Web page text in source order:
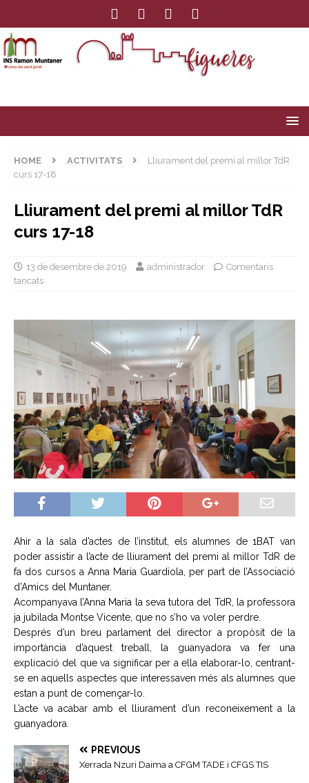
HOME ACTIVITATS
Lliurament del premi al millor TdR
curs 17-18
Lliurament del premi al millor TdR
curs 17-18
13 de desembre de 2019 administrador
Comentaris
tancats
Ahir a la sala d’actes de l’institut, els alumnes de 1BAT van
poder assistir a l’acte de lliurament del premi al millor TdR de
fa dos cursos a Anna Maria Guardiola, per part de l’Associació
d’Amics del Muntaner.
Acompanyava l’Anna Maria la seva tutora del TdR, la professora
ja jubilada Montse Vicente, que no s’ho va voler perdre.
Després d’un breu parlament del director a propòsit de la
importància d’aquest treball, la guanyadora va fer una
explicació del que va significar per a ella elaborar-lo, centrant-
se en aquells aspectes que interessaven més als alumnes que
estan a punt de començar-lo.
L’acte va acabar amb el lliurament d’un reconeixement a la
guanyadora.
PREVIOUS
Xerrada Nzuri Daima a CFGM TADE i CFGS TIS